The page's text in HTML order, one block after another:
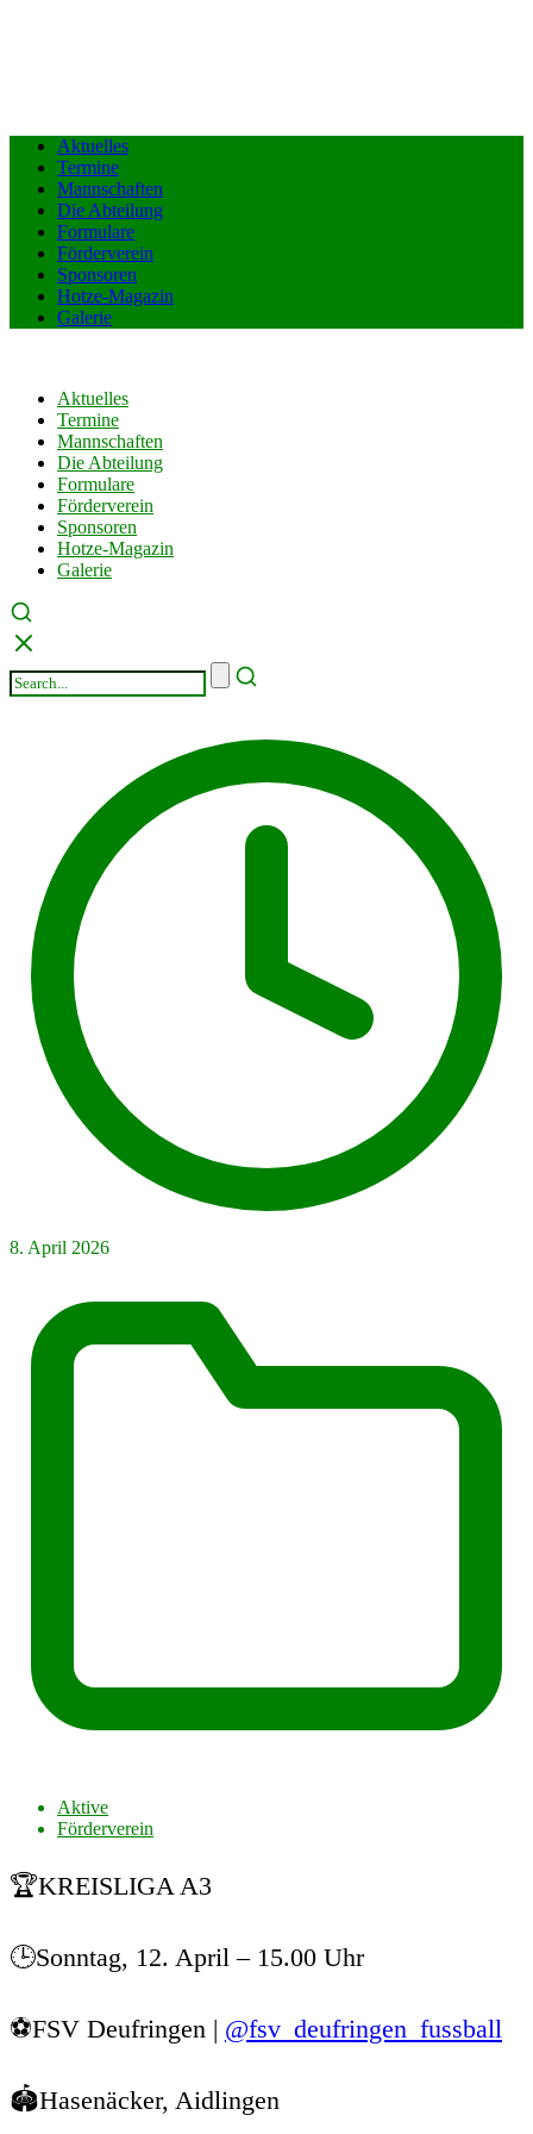
Aktuelles
Termine
Mannschaften
Die Abteilung
Formulare
Förderverein
Sponsoren
Hotze-Magazin
Galerie
Aktuelles
Termine
Mannschaften
Die Abteilung
Formulare
Förderverein
Sponsoren
Hotze-Magazin
Galerie
8. April 2026
Aktive
Förderverein
🏆KREISLIGA A3
🕒Sonntag, 12. April – 15.00 Uhr
⚽️FSV Deufringen | @fsv_deufringen_fussball
🏟️Hasenäcker, Aidlingen